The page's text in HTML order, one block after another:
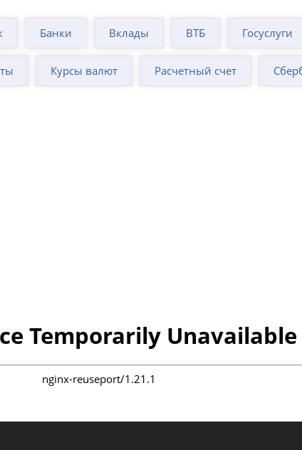
Банки Вклады ВТБ Госуслуги
Курсы валют Расчетный счет
Temporarily Unavailable
nginx-reuseport/1.21.1